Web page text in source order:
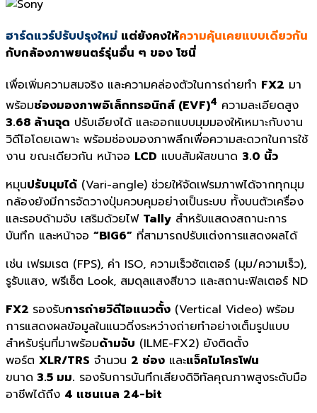
ฮาร์ดแวร์ปรับปรุงใหม่ แต่ยังคงให้ความคุ้นเคยแบบเดียวกัน
กับกล้องภาพยนตร์รุ่นอื่น ๆ ของ โซนี่
เพื่อเพิ่มความสมจริง และความคล่องตัวในการถ่ายทำ FX2 มา
พร้อมช่องมองภาพอิเล็กทรอนิกส์ (EVF)4 ความละเอียดสูง
3.68 ล้านจุด ปรับเอียงได้ และออกแบบมุมมองให้เหมาะกับงาน
วิดีโอโดยเฉพาะ พร้อมช่องมองภาพลึกเพื่อความสะดวกในการใช้
งาน ขณะเดียวกัน หน้าจอ LCD แบบสัมผัสขนาด 3.0 นิ้ว
หมุนปรับมุมได้ (Vari-angle) ช่วยให้จัดเฟรมภาพได้จากทุกมุม
กล้องยังมีการจัดวางปุ่มควบคุมอย่างเป็นระบบ ทั้งบนตัวเครื่อง
และรอบด้ามจับ เสริมด้วยไฟ Tally สำหรับแสดงสถานะการ
บันทึก และหน้าจอ “BIG6” ที่สามารถปรับแต่งการแสดงผลได้
เช่น เฟรมเรต (FPS), ค่า ISO, ความเร็วชัตเตอร์ (มุม/ความเร็ว),
รูรับแสง, พรีเซ็ต Look, สมดุลแสงสีขาว และสถานะฟิลเตอร์ ND
FX2 รองรับการถ่ายวิดีโอแนวตั้ง (Vertical Video) พร้อม
การแสดงผลข้อมูลในแนวดิ่งระหว่างถ่ายทำอย่างเต็มรูปแบบ
สำหรับรุ่นที่มาพร้อมด้ามจับ (ILME-FX2) ยังติดตั้ง
พอร์ต XLR/TRS จำนวน 2 ช่อง และแจ็คไมโครโฟน
ขนาด 3.5 มม. รองรับการบันทึกเสียงดิจิทัลคุณภาพสูงระดับมือ
อาชีพได้ถึง 4 แชนเนล 24-bit